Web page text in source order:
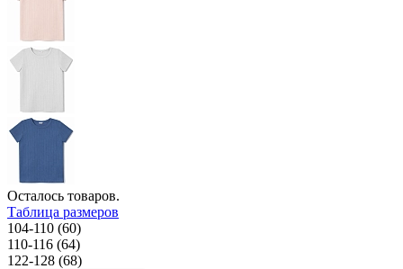
Осталось товаров.
Таблица размеров
104-110 (60)
110-116 (64)
122-128 (68)